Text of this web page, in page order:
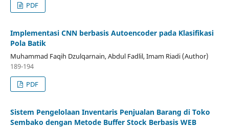
PDF
Implementasi CNN berbasis Autoencoder pada Klasifikasi
Pola Batik
Muhammad Faqih Dzulqarnain, Abdul Fadlil, Imam Riadi (Author)
189-194
PDF
Sistem Pengelolaan Inventaris Penjualan Barang di Toko
Sembako dengan Metode Buffer Stock Berbasis WEB